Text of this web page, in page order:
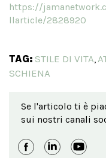
https://
llarticle/2828920
TAG: STILE DI VITA,
SCHIENA
Se l'articolo ti è
sui nostri canali